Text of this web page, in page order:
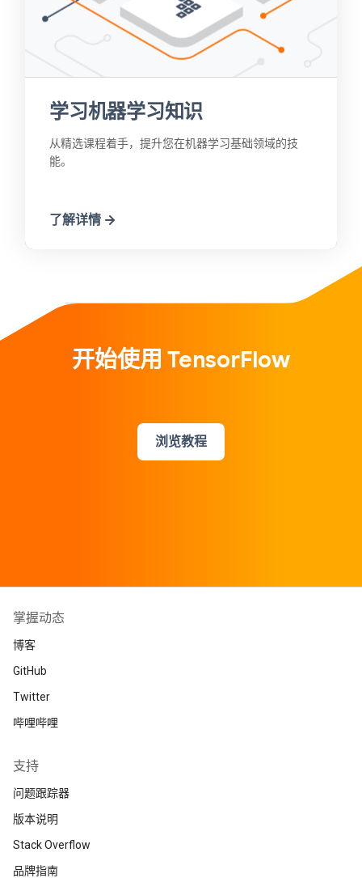
学习机器学习知识
从精选课程着手，提升您在机器学习基础领域的技
能。
了解详情
开始使用 TensorFlow
浏览教程
掌握动态
博客
GitHub
Twitter
哔哩哔哩
支持
问题跟踪器
版本说明
Stack Overflow
品牌指南